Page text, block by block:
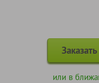
или в